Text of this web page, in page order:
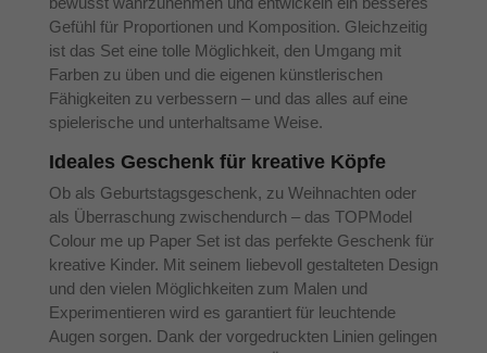
Gefühl für Proportionen und Komposition. Gleichzeitig
ist das Set eine tolle Möglichkeit, den Umgang mit
Farben zu üben und die eigenen künstlerischen
Fähigkeiten zu verbessern – und das alles auf eine
spielerische und unterhaltsame Weise.
Ideales Geschenk für kreative Köpfe
Ob als Geburtstagsgeschenk, zu Weihnachten oder
als Überraschung zwischendurch – das TOPModel
Colour me up Paper Set ist das perfekte Geschenk für
kreative Kinder. Mit seinem liebevoll gestalteten Design
und den vielen Möglichkeiten zum Malen und
Experimentieren wird es garantiert für leuchtende
Augen sorgen. Dank der vorgedruckten Linien gelingen